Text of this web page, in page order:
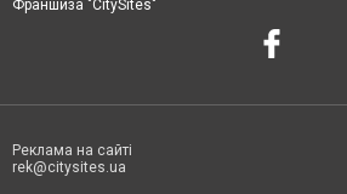
Франшиза "CitySites"
Реклама на сайті
rek@citysites.ua